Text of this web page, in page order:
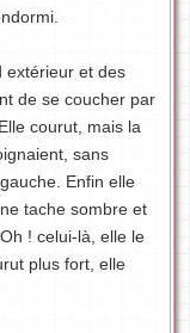
et des
de se coucher par
courut, mais la
sans
Enfin elle
tache sombre et
! celui-là, elle le
plus fort, elle